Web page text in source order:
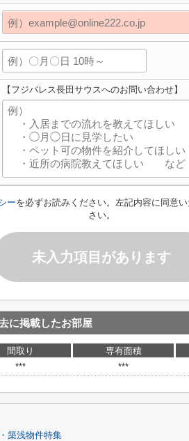
【フジパレス長田サウスへのお問い合わせ】
ーを必ずお読みください。左記内容に同意
さい。
未入力項目があります
に掲載したお部屋
間取り 専有面積
*** ***
築浅物件特集